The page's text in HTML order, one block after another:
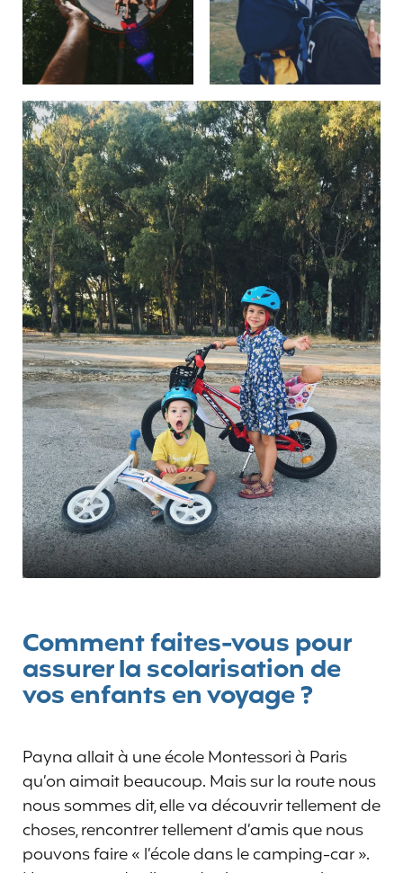
Comment faites-vous pour
assurer la scolarisation de
vos enfants en voyage ?
Payna allait à une école Montessori à Paris
qu’on aimait beaucoup. Mais sur la route nous
nous sommes dit, elle va découvrir tellement de
choses, rencontrer tellement d’amis que nous
pouvons faire « l’école dans le camping-car ».